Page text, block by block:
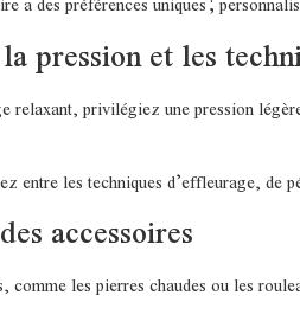
pression et les
relaxant, privilégiez une pression
entre les techniques d’effleurage, de
accessoires
comme les pierres chaudes ou les